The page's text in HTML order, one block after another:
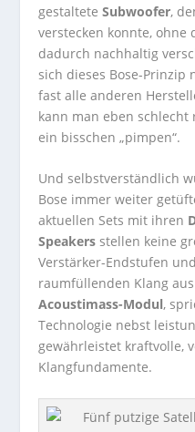
gestalteteSubwoofer,
verstecken konnte, ohne
dadurch nachhaltig
sich dieses Bose-
fast alle anderen
kann man eben
ein bisschen „pimpen“.
Und selbstverständlich
Bose immer weiter
aktuellen Sets mit ihren
Speakers stellen keine
Verstärker-Endstufen
raumfüllenden Klang
Acoustimass-Modul,
Technologie nebst
gewährleistet kraftvolle,
Klangfundamente.